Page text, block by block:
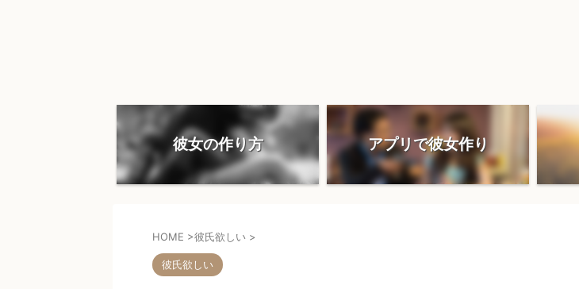
彼女の作り方 アプリで彼女作り
HOME >彼氏欲しい >
彼氏欲しい